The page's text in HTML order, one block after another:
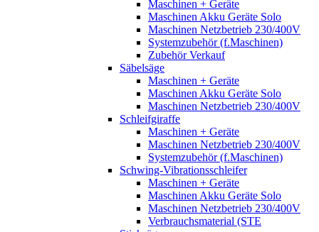
Maschinen + Geräte
Maschinen Akku Geräte Solo
Maschinen Netzbetrieb 230/400V
Systemzubehör (f.Maschinen)
Zubehör Verkauf
Säbelsäge
Maschinen + Geräte
Maschinen Akku Geräte Solo
Maschinen Netzbetrieb 230/400V
Schleifgiraffe
Maschinen + Geräte
Maschinen Netzbetrieb 230/400V
Systemzubehör (f.Maschinen)
Schwing-Vibrationsschleifer
Maschinen + Geräte
Maschinen Akku Geräte Solo
Maschinen Netzbetrieb 230/400V
Verbrauchsmaterial (STE